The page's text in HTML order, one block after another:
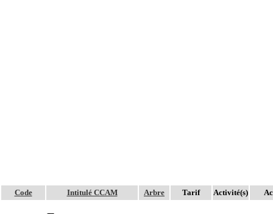
Code Intitulé CCAM Arbre Tarif Activité(s)